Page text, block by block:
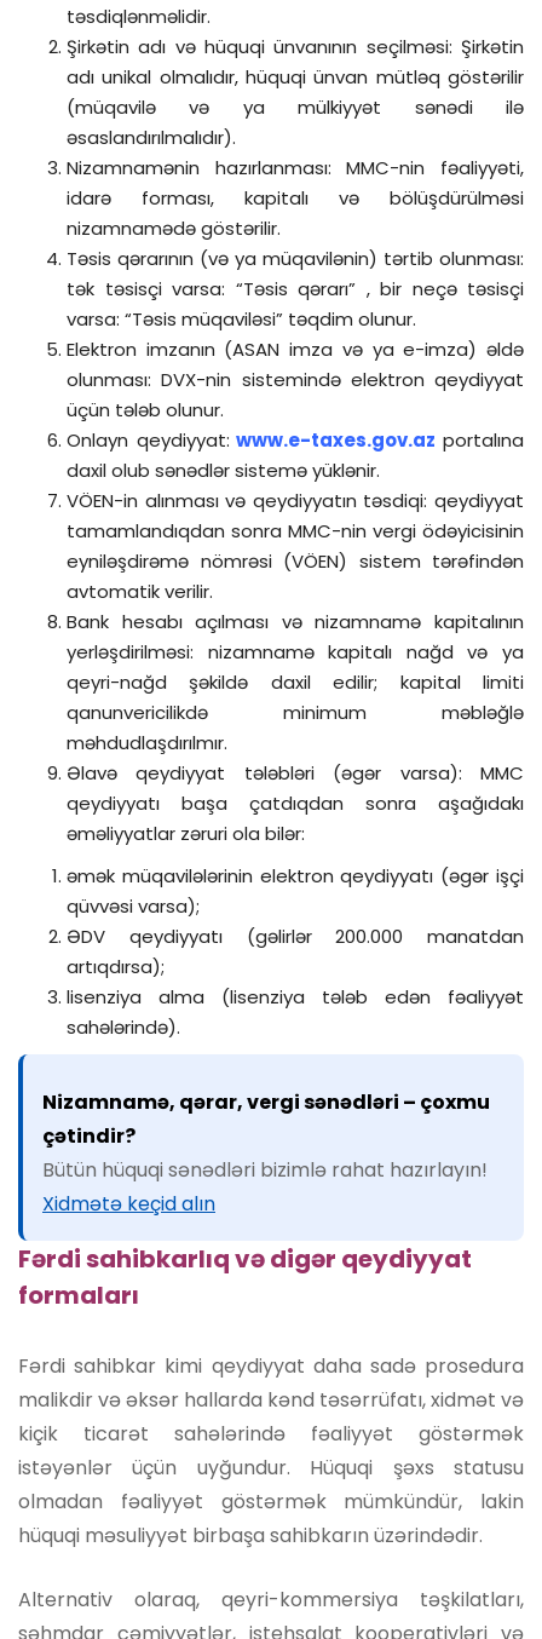
təsdiqlənməlidir.
Şirkətin adı və hüquqi ünvanının seçilməsi: Şirkətin
adı unikal olmalıdır, hüquqi ünvan mütləq göstərilir
(müqavilə və ya mülkiyyət sənədi ilə
əsaslandırılmalıdır).
Nizamnamənin hazırlanması: MMC-nin fəaliyyəti,
idarə forması, kapitalı və bölüşdürülməsi
nizamnamədə göstərilir.
Təsis qərarının (və ya müqavilənin) tərtib olunması:
tək təsisçi varsa: “Təsis qərarı” , bir neçə təsisçi
varsa: “Təsis müqaviləsi” təqdim olunur.
Elektron imzanın (ASAN imza və ya e-imza) əldə
olunması: DVX-nin sistemində elektron qeydiyyat
üçün tələb olunur.
Onlayn qeydiyyat: www.e-taxes.gov.az portalına
daxil olub sənədlər sistemə yüklənir.
VÖEN-in alınması və qeydiyyatın təsdiqi: qeydiyyat
tamamlandıqdan sonra MMC-nin vergi ödəyicisinin
eyniləşdirəmə nömrəsi (VÖEN) sistem tərəfindən
avtomatik verilir.
Bank hesabı açılması və nizamnamə kapitalının
yerləşdirilməsi: nizamnamə kapitalı nağd və ya
qeyri-nağd şəkildə daxil edilir; kapital limiti
qanunvericilikdə minimum məbləğlə
məhdudlaşdırılmır.
Əlavə qeydiyyat tələbləri (əgər varsa): MMC
qeydiyyatı başa çatdıqdan sonra aşağıdakı
əməliyyatlar zəruri ola bilər:
əmək müqavilələrinin elektron qeydiyyatı (əgər işçi
qüvvəsi varsa);
ƏDV qeydiyyatı (gəlirlər 200.000 manatdan
artıqdırsa);
lisenziya alma (lisenziya tələb edən fəaliyyət
sahələrində).
Nizamnamə, qərar, vergi sənədləri – çoxmu
çətindir?
Bütün hüquqi sənədləri bizimlə rahat hazırlayın!
Xidmətə keçid alın
Fərdi sahibkarlıq və digər qeydiyyat
formaları
Fərdi sahibkar kimi qeydiyyat daha sadə prosedura
malikdir və əksər hallarda kənd təsərrüfatı, xidmət və
kiçik ticarət sahələrində fəaliyyət göstərmək
istəyənlər üçün uyğundur. Hüquqi şəxs statusu
olmadan fəaliyyət göstərmək mümkündür, lakin
hüquqi məsuliyyət birbaşa sahibkarın üzərindədir.
Alternativ olaraq, qeyri-kommersiya təşkilatları,
səhmdar cəmiyyətlər, istehsalat kooperativləri və